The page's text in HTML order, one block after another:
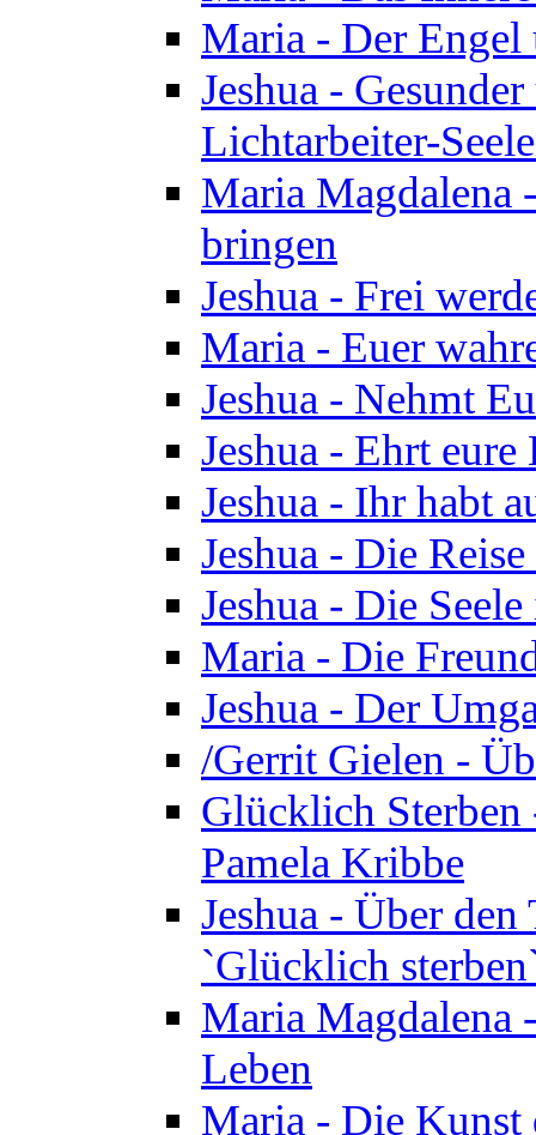
Maria - Der Engel
Jeshua -
Lichtarbeiter-
Maria Magdalena
bringen
Jeshua - Frei
Maria - Euer
Jeshua - Nehmt
Jeshua - Ehrt
Jeshua - Ihr habt
Jeshua - Die
Jeshua - Die
Maria - Die
Jeshua - Der
/Gerrit Gielen -
Glücklich
Pamela Kribbe
Jeshua - Über
`Glücklich
Maria Magdalena
Leben
Maria - Die Kunst